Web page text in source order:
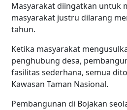
Masyarakat diingatkan untuk
masyarakat justru dilarang
tahun.
Ketika masyarakat
penghubung desa,
fasilitas sederhana, semua
Kawasan Taman Nasional.
Pembangunan di Bojakan